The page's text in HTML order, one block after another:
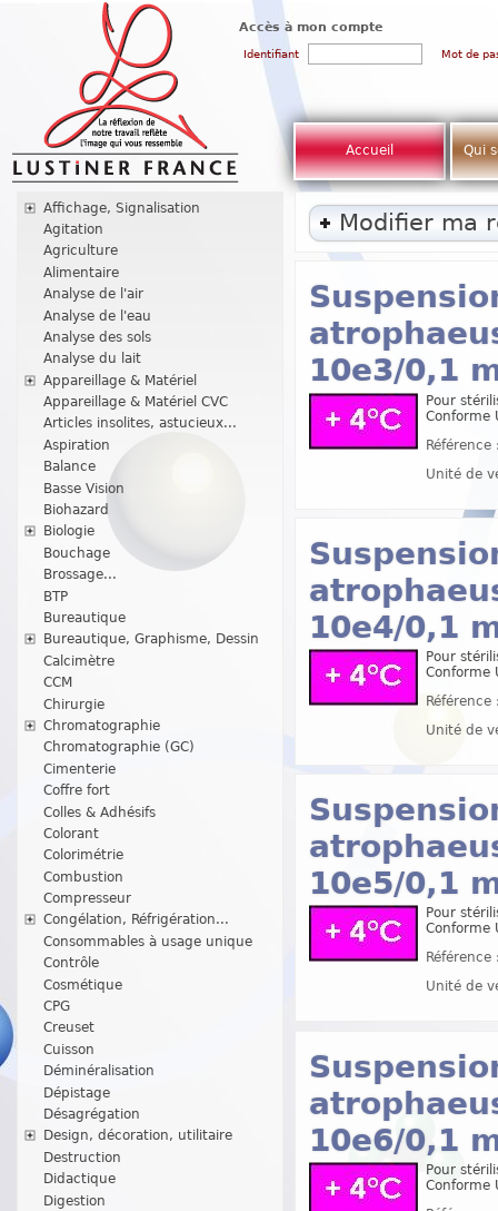
Accès à mon compte
Identifiant Mot de
Accueil Qui
Affichage, Signalisation
Agitation
Agriculture
Alimentaire
Analyse de l'air
Analyse de l'eau
Analyse des sols
Analyse du lait
Appareillage & Matériel
Appareillage & Matériel CVC
Articles insolites, astucieux...
Aspiration
Balance
Basse Vision
Biohazard
Biologie
Bouchage
Brossage...
BTP
Bureautique
Bureautique, Graphisme, Dessin
Calcimètre
CCM
Chirurgie
Chromatographie
Chromatographie (GC)
Cimenterie
Coffre fort
Colles & Adhésifs
Colorant
Colorimétrie
Combustion
Compresseur
Congélation, Réfrigération...
Consommables à usage unique
Contrôle
Cosmétique
CPG
Creuset
Cuisson
Déminéralisation
Dépistage
Désagrégation
Design, décoration, utilitaire
Destruction
Didactique
Digestion
Modifier ma
10e3/0,1
Pour
Conforme
Unité de
10e4/0,1
Pour
Conforme
Unité de
10e5/0,1
Pour
Conforme
Unité de
10e6/0,1
Pour
Conforme